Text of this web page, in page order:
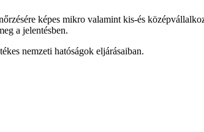
képes mikro valamint kis-és
a jelentésben.
nemzeti hatóságok eljárásaiban.